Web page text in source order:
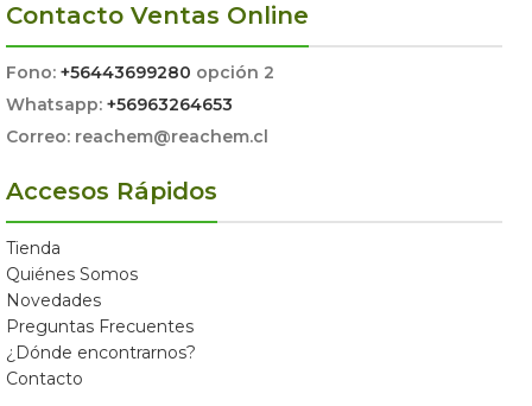
Contacto Ventas Online
Fono: +56443699280 opción 2
Whatsapp: +56963264653
Correo: reachem@reachem.cl
Accesos Rápidos
Tienda
Quiénes Somos
Novedades
Preguntas Frecuentes
¿Dónde encontrarnos?
Contacto